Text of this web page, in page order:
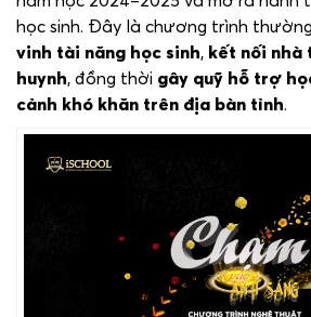
học sinh. Đây là chương trình
vinh tài năng học sinh, kết nối nhà
huynh, đồng thời gây quỹ hỗ trợ
cảnh khó khăn trên địa bàn tỉnh.